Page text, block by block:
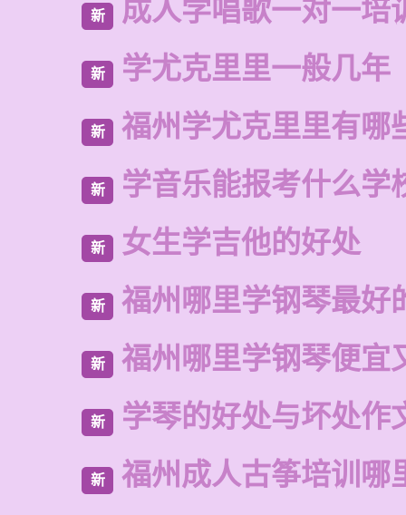
新 成人学唱歌一对一培
新 学尤克里里一般几年
新 福州学尤克里里有哪
新 学音乐能报考什么学
新 女生学吉他的好处
新 福州哪里学钢琴最好
新 福州哪里学钢琴便宜
新 学琴的好处与坏处作
新 福州成人古筝培训哪